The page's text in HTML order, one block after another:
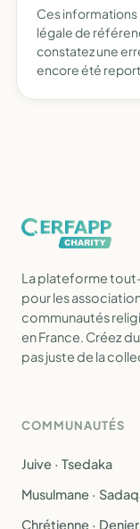
Ces informations
légale de
constatez une
encore été
La plateforme
pour les
communautés
en France. Créez
pas juste de la
COMMUNAUTÉS
Juive · Tsedaka
Musulmane ·
Chrétienne · Denier